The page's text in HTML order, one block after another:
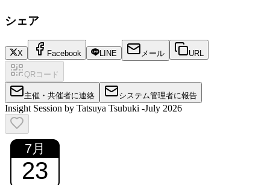
シェア
X Facebook LINE メール URL
QRコード
主催・共催者に連絡 システム管理者に報告
Insight Session by Tatsuya Tsubuki -July 2026
7月
23